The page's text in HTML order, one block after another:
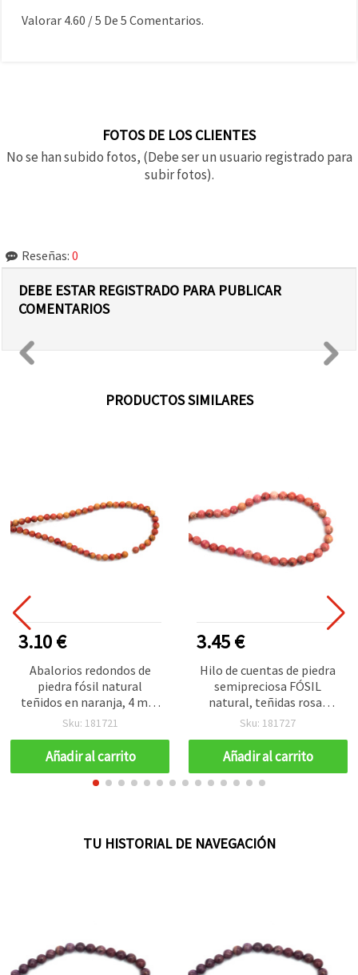
Valorar 4.60 /5 De 5 Comentarios.
FOTOS DE LOS CLIENTES
No se han subido fotos, (Debe ser un usuario registrado para
subir fotos).
Reseñas: 0
DEBE ESTAR REGISTRADO PARA PUBLICAR
COMENTARIOS
PRODUCTOS SIMILARES
3.10 €
Abalorios redondos de
piedra fósil natural
teñidos en naranja, 4 mm
– Tira de aprox. 85 uds.,
para bisutería, enfilado y
manualidades
Sku: 181721
Añadir al carrito
3.45 €
Hilo de cuentas de piedra
semipreciosa FÓSIL
natural, teñidas rosa-
rojo, redondas 6–6,5 mm,
manualidades y bisutería
Sku: 181727
Añadir al carrito
TU HISTORIAL DE NAVEGACIÓN